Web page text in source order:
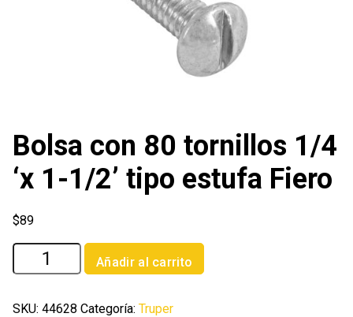
Bolsa con 80 tornillos 1/4
‘x 1-1/2’ tipo estufa Fiero
$89
Bolsa
con
tornillos
Añadir al carrito
SKU: 44628 Categoría: Truper